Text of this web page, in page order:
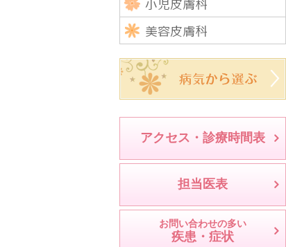
アクセス・診療時間表
担当医表
お問い合わせの多い
疾患・症状